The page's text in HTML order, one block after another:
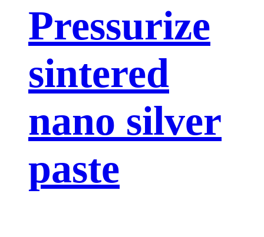
Pressurize
sintered
nano silver
paste